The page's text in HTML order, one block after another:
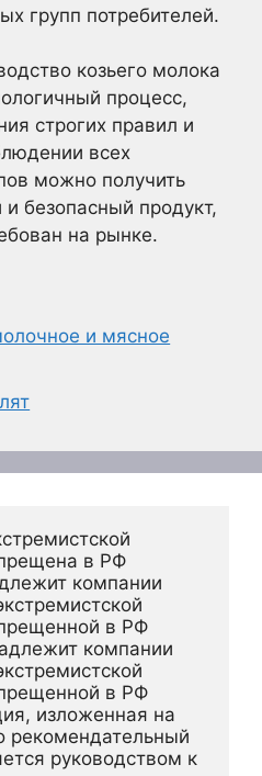
групп потребителей.
козьего молока
процесс,
строгих правил и
всех
можно получить
безопасный продукт,
на рынке.
и мясное
в РФ
компании
в РФ
компании
в РФ
изложенная на
рекомендательный
руководством к